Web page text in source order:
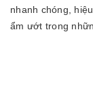
nhanh chóng,
ẩm ướt trong